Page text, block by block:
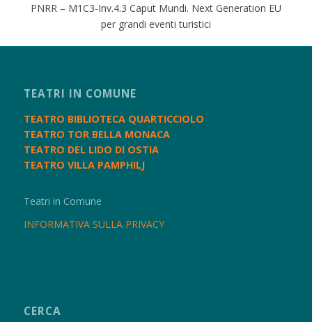
PNRR – M1C3-Inv.4.3 Caput Mundi. Next Generation EU
per grandi eventi turistici
TEATRI IN COMUNE
TEATRO BIBLIOTECA QUARTICCIOLO
TEATRO TOR BELLA MONACA
TEATRO DEL LIDO DI OSTIA
TEATRO VILLA PAMPHILJ
Teatri in Comune
INFORMATIVA SULLA PRIVACY
CERCA